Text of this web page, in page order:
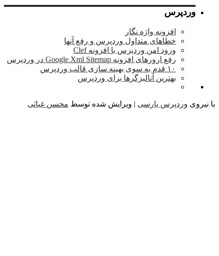
وردپرس
افزونه واژه نگار
خطاهای متداول وردپرس و رفع آنها
ورود امن وردپرس با افزونه Clef
رفع ارورهای افزونه Google Xml Sitemap در وردپرس
۱۰ قدم به سوی بهینه سازی قالب وردپرس
بهترین آنالیزگرها برای وردپرس
وردپرس پارسی| ویرایش شده توسطمحسن غیاثی